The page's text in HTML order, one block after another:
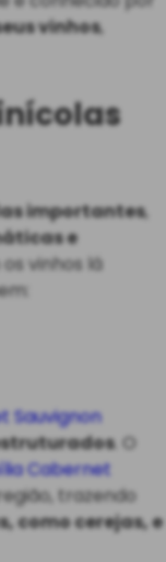
vinhos,
importantes,
e
vinhos lá
Sauvignon
. O
Cabernet
trazendo
como cerejas, e